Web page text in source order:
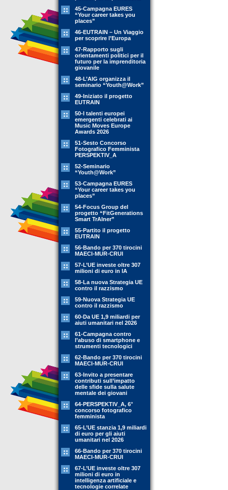
45-Campagna EURES
“Your career takes you
places”
46-EUTRAIN – Un Viaggio
per scoprire l’Europa
47-Rapporto sugli
orientamenti politici per il
futuro per la imprenditoria
giovanile
48-L’AIG organizza il
seminario “Youth@Work”
49-Iniziato il progetto
EUTRAIN
50-I talenti europei
emergenti celebrati ai
Music Moves Europe
Awards 2026
51-Sesto Concorso
Fotografico Femminista
PERSPEKTIV_A
52-Seminario
“Youth@Work”
53-Campagna EURES
“Your career takes you
places”
54-Focus Group del
progetto “FitGenerations
Smart TrAIner”
55-Partito il progetto
EUTRAIN
56-Bando per 370 tirocini
MAECI-MUR-CRUI
57-L’UE investe oltre 307
milioni di euro in IA
58-La nuova Strategia UE
contro il razzismo
59-Nuova Strategia UE
contro il razzismo
60-Da UE 1,9 miliardi per
aiuti umanitari nel 2026
61-Campagna contro
l’abuso di smartphone e
strumenti tecnologici
62-Bando per 370 tirocini
MAECI-MUR-CRUI
63-Invito a presentare
contributi sull’impatto
delle sfide sulla salute
mentale dei giovani
64-PERSPEKTIV_A, 6°
concorso fotografico
femminista
65-L’UE stanzia 1,9 miliardi
di euro per gli aiuti
umanitari nel 2026
66-Bando per 370 tirocini
MAECI-MUR-CRUI
67-L’UE investe oltre 307
milioni di euro in
intelligenza artificiale e
tecnologie correlate